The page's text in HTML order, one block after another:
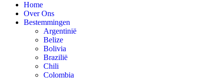
Home
Over Ons
Bestemmingen
Argentinië
Belize
Bolivia
Brazilië
Chili
Colombia